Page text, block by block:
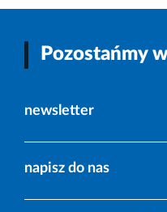
Pozostańmy
newsletter
napisz do nas